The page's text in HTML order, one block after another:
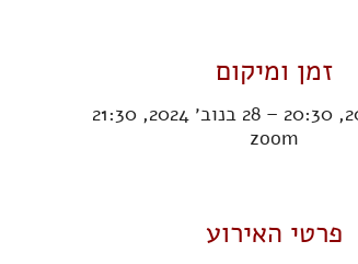
זמן ומיקום
zoom
פרטי האירוע